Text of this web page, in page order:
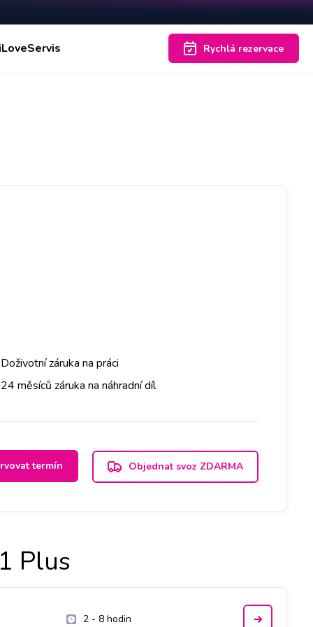
Rychlá rezervace
Doživotní záruka na práci
24 měsíců záruka na náhradní díl
termín Objednat svoz ZDARMA
Plus
2 - 8 hodin